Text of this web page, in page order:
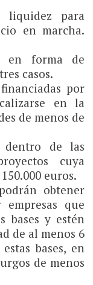
liquidez para
en marcha.
en forma de
casos.
por
en la
de menos de
dentro de las
cuya
euros.
obtener
que
bases y estén
de al menos 6
bases, en
de menos